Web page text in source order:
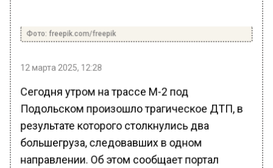
Фото: freepik.com/freepik
12 марта 2025, 12:28
Сегодня утром на трассе М-2 под
Подольском произошло трагическое ДТП, в
результате которого столкнулись два
большегруза, следовавших в одном
направлении. Об этом сообщает портал